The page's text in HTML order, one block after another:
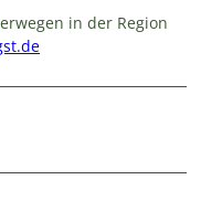
in der Region